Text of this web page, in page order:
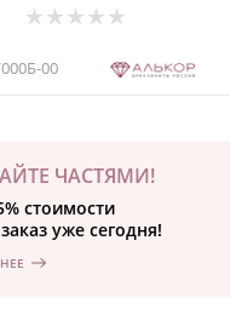
00
ЧАСТЯМИ!
стоимости
уже сегодня!